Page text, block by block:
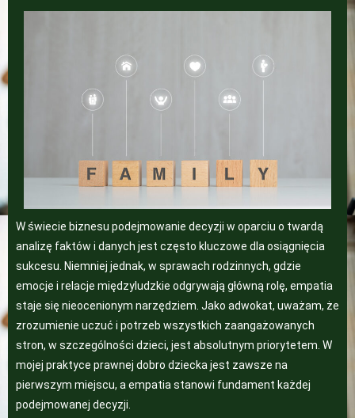
W świecie biznesu podejmowanie decyzji w oparciu o twardą
analizę faktów i danych jest często kluczowe dla osiągnięcia
sukcesu. Niemniej jednak, w sprawach rodzinnych, gdzie
emocje i relacje międzyludzkie odgrywają główną rolę, empatia
staje się nieocenionym narzędziem. Jako adwokat, uważam, że
zrozumienie uczuć i potrzeb wszystkich zaangażowanych
stron, w szczególności dzieci, jest absolutnym priorytetem. W
mojej praktyce prawnej dobro dziecka jest zawsze na
pierwszym miejscu, a empatia stanowi fundament każdej
podejmowanej decyzji.